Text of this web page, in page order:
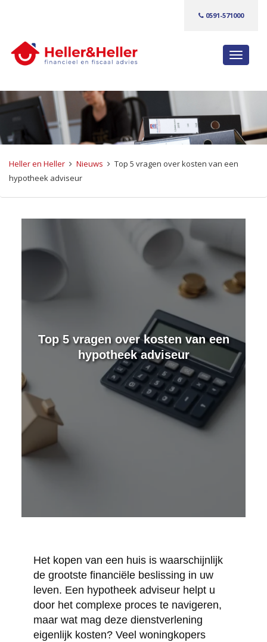
0591-571000
S
k
e
l
i
i
e
Heller en Heller Nieuws
Top 5 vragen over kosten van een
hypotheek adviseur
Top 5 vragen over kosten van een
hypotheek adviseur
Het kopen van een huis is waarschijnlijk
de grootste financiële beslissing in uw
leven. Een hypotheek adviseur helpt u
door het complexe proces te navigeren,
maar wat mag deze dienstverlening
eigenlijk kosten? Veel woningkopers